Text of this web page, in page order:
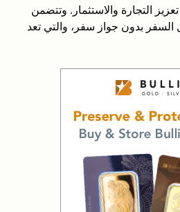
التجارة والاستثمار. وتتضمن
السفر بدون جواز سفر، والتي تعد